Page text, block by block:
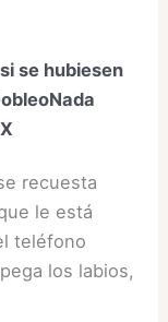
se hubiesen
recuesta
le está
teléfono
los labios,